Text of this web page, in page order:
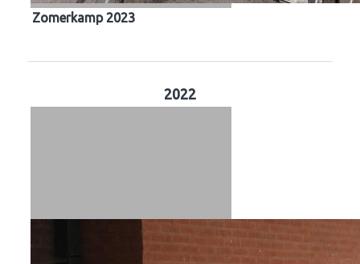
Zomerkamp 2023
2022